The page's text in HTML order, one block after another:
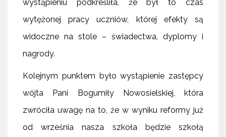
wystąpieniu podkreśliła, że był to czas
wytężonej pracy uczniów, której efekty są
widoczne na stole – świadectwa, dyplomy i
nagrody.
Kolejnym punktem było wystąpienie zastępcy
wójta Pani Bogumiły Nowosielskiej, która
zwróciła uwagę na to, że w wyniku reformy już
od września nasza szkoła będzie szkołą